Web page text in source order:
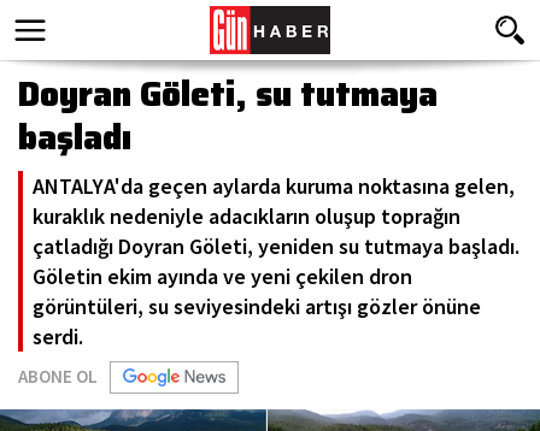
Doyran Göleti, su tutmaya
başladı
ANTALYA'da geçen aylarda kuruma noktasına gelen,
kuraklık nedeniyle adacıkların oluşup toprağın
çatladığı Doyran Göleti, yeniden su tutmaya başladı.
Göletin ekim ayında ve yeni çekilen dron
görüntüleri, su seviyesindeki artışı gözler önüne
serdi.
ABONE OL